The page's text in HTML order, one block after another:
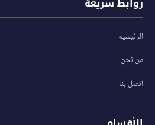
الرئيسية
من نحن
اتصل بنا